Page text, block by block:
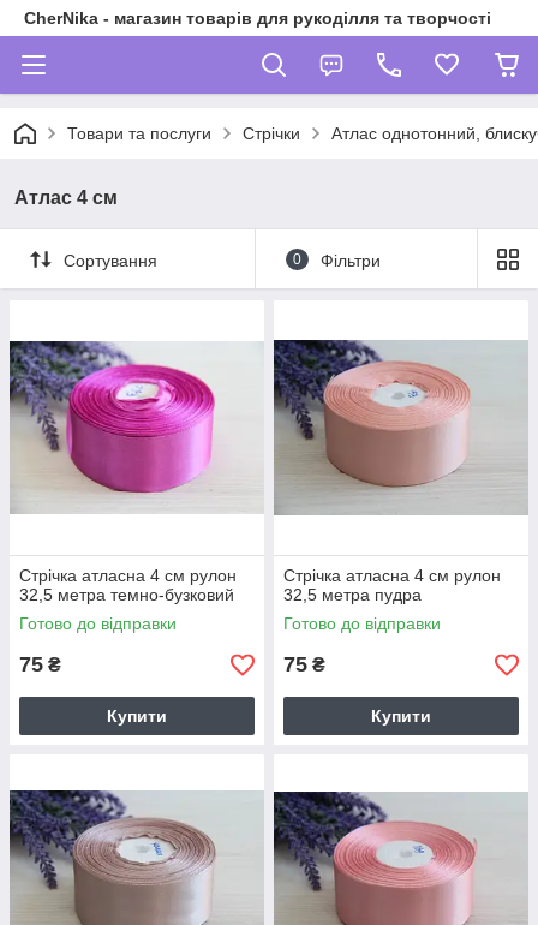
CherNika - магазин товарів для рукоділля та творчості
Товари та послуги Стрічки Атлас однотонний,
Атлас 4 см
Сортування 0 Фільтри
Стрічка атласна 4 см рулон
32,5 метра темно-бузковий
Готово до відправки
75 ₴
Купити
Стрічка атласна 4 см рулон
32,5 метра пудра
Готово до відправки
75 ₴
Купити